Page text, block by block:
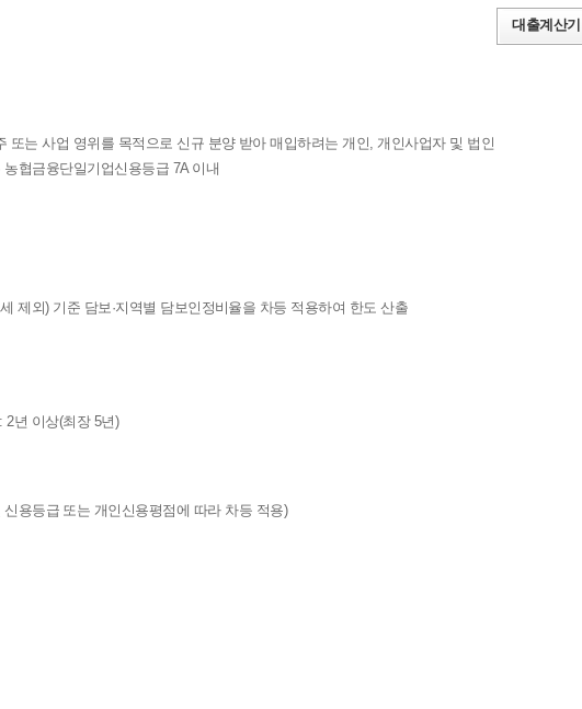
대출계산기
또는 사업 영위를 목적으로 신규 분양 받아 매입하려는 개인, 개인사업자 및 법인
협금융단일기업신용등급 7A 이내
제외) 기준 담보·지역별 담보인정비율을 차등 적용하여 한도 산출
2년 이상(최장 5년)
용등급 또는 개인신용평점에 따라 차등 적용)